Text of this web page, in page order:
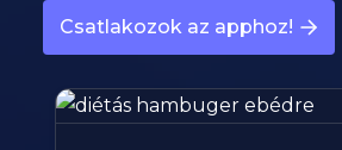
Csatlakozok az apphoz!